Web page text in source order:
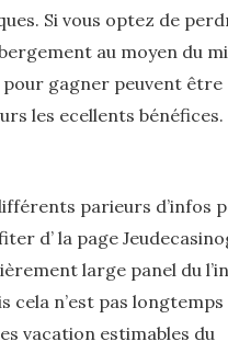
Si vous optez de
au moyen du
gagner peuvent être
les ecellents bénéfices.
parieurs d’infos
d’ la page
large panel du
cela n’est pas longtemps
vacation estimables du